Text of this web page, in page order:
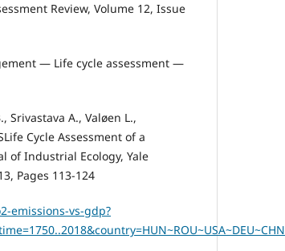
Review, Volume 12, Issue
— Life cycle assessment —
Srivastava A., Valøen L.,
Cycle Assessment of a
of Industrial Ecology, Yale
Pages 113-124
emissions-vs-gdp?